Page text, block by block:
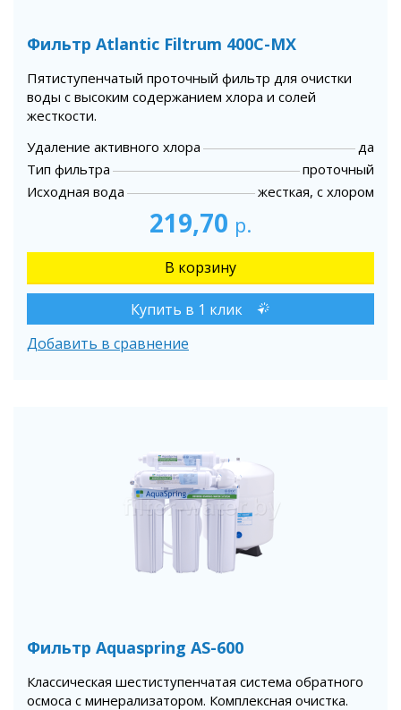
Фильтр Atlantic Filtrum 400C-MX
Пятиступенчатый проточный фильтр для очистки
воды с высоким содержанием хлора и солей
жесткости.
Удаление активного хлора
да
Тип фильтра
проточный
Исходная вода
жесткая, с хлором
219,70 р.
Купить в 1 клик
Добавить в сравнение
Фильтр Aquaspring AS-600
Классическая шестиступенчатая система обратного
осмоса с минерализатором. Комплексная очистка.